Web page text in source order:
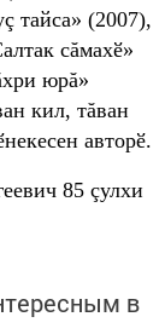
тайса» (2007),
сăмахӗ»
юрă»
кил, тăван
авторӗ.
85 çулхи
в